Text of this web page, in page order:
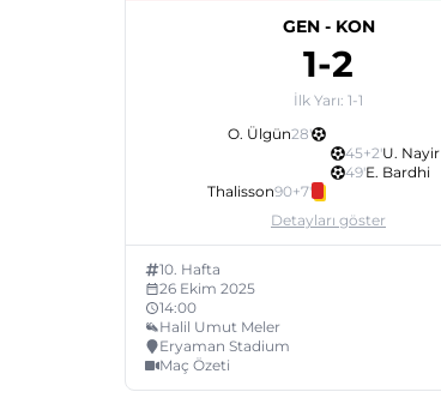
GEN- KON
1-2
İlk Yarı: 1-1
O. Ülgün28'
45+2'U. Nayir
49'E. Bardhi
Thalisson90+7'
Detayları göster
10. Hafta
26 Ekim 2025
14:00
Halil Umut Meler
Eryaman Stadium
Maç Özeti